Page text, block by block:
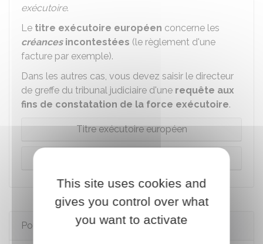
exécutoire.
Le titre exécutoire européen concerne les
créancesincontestées (le règlement d'une
facture par exemple).
Dans les autres cas, vous devez saisir le directeur
de greffe du tribunal judiciaire d'une requête aux
fins de constatation de la force exécutoire.
Titre exécutoire européen
Pour en savoir plus
This site uses cookies and
gives you control over what
you want to activate